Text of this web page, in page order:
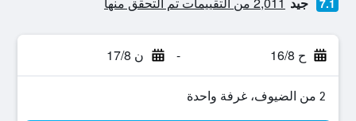
7.1
ح 16/8 - ن 17/8
2 من الضيوف، غرفة واحدة